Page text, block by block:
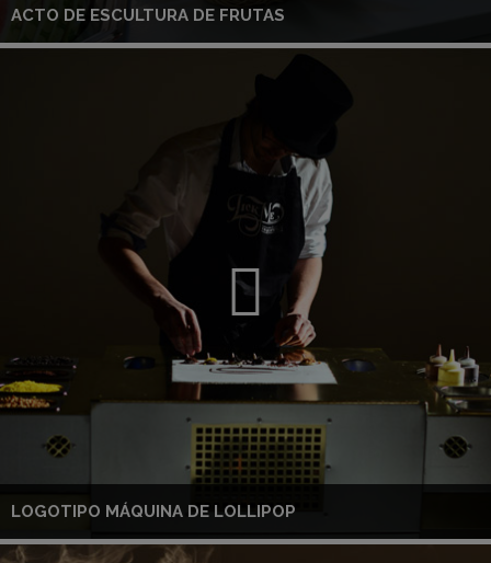
ACTO DE ESCULTURA DE FRUTAS
LOGOTIPO MÁQUINA DE LOLLIPOP